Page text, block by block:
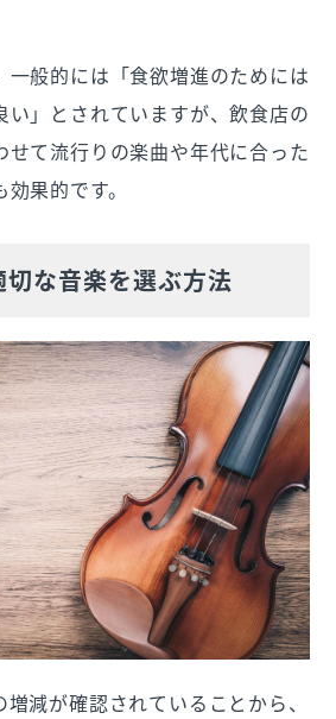
一般的には「食欲増進のためには
い」とされていますが、飲食店の
せて流行りの楽曲や年代に合った
果的です。
な音楽を選ぶ方法
減が確認されていることから、